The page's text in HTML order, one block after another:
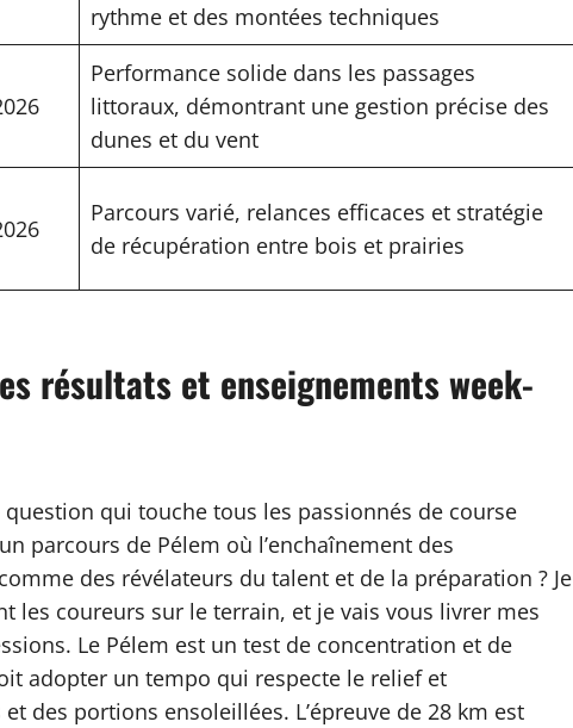
rythme et des montées techniques
Performance solide dans les passages
littoraux, démontrant une gestion précise des
dunes et du vent
Parcours varié, relances efficaces et stratégie
de récupération entre bois et prairies
résultats et enseignements week-
qui touche tous les passionnés de course
parcours de Pélem où l’enchaînement des
des révélateurs du talent et de la préparation ? Je
les coureurs sur le terrain, et je vais vous livrer mes
Le Pélem est un test de concentration et de
adopter un tempo qui respecte le relief et
des portions ensoleillées. L’épreuve de 28 km est